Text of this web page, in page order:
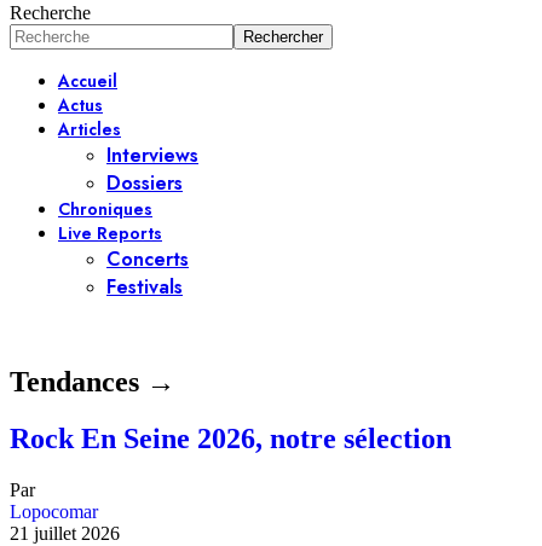
Recherche
Accueil
Actus
Articles
Interviews
Dossiers
Chroniques
Live Reports
Concerts
Festivals
Tendances →
Rock En Seine 2026, notre sélection
Par
Lopocomar
21 juillet 2026